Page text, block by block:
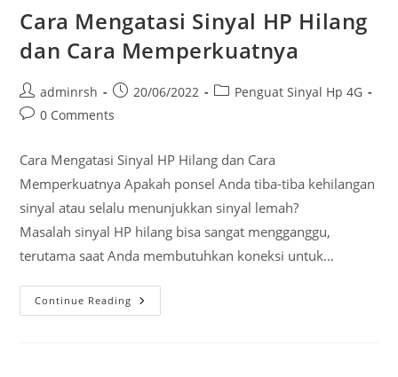
Cara Mengatasi Sinyal HP Hilang
dan Cara Memperkuatnya
Post
author:
adminrsh
Post
published:
20/06/2022
PostPenguat Sinyal Hp 4G
Post0 Comments
Cara Mengatasi Sinyal HP Hilang dan Cara
Memperkuatnya Apakah ponsel Anda tiba-tiba kehilangan
sinyal atau selalu menunjukkan sinyal lemah?
Masalah sinyal HP hilang bisa sangat mengganggu,
terutama saat Anda membutuhkan koneksi untuk…
Continue Reading Cara
Mengatasi